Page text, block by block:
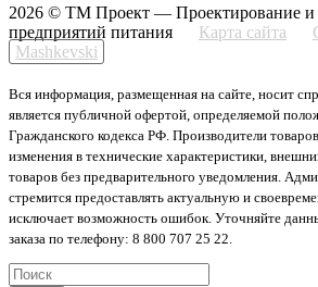
2026 © ТМ Проект — Проектирование и
предприятий питания
Карта сайта
Mashkevski
Вся информация, размещенная на сайте, носит
является публичной офертой, определяемой
Гражданского кодекса РФ. Производители
изменения в технические характеристики,
товаров без предварительного уведомления.
стремится предоставлять актуальную и
исключает возможность ошибок. Уточняйте
заказа по телефону: 8 800 707 25 22.